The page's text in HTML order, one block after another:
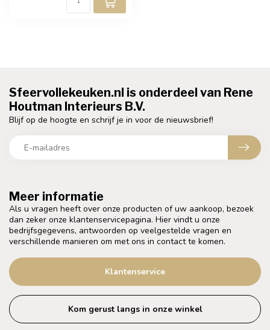
Meer informatie
Als u vragen heeft over onze producten of uw aankoop, bezoek
dan zeker onze klantenservicepagina. Hier vindt u onze
bedrijfsgegevens, antwoorden op veelgestelde vragen en
verschillende manieren om met ons in contact te komen.
Klantenservice
Kom gerust langs in onze winkel
Sfeervollekeuken.nl is onderdeel van Rene
Houtman Interieurs B.V.
Blijf op de hoogte en schrijf je in voor de nieuwsbrief!